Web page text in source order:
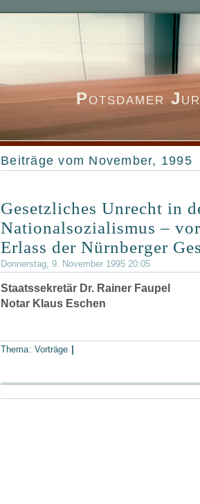
Potsdamer J
Beiträge vom November, 1995
Gesetzliches Unrecht in
Nationalsozialismus –
Erlass der Nürnberger
Donnerstag, 9. November 1995 20:05
Staatssekretär Dr. Rainer Faupel
Notar Klaus Eschen
Thema: Vorträge